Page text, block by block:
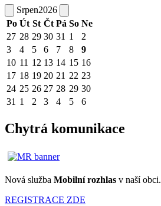
Srpen2026
Po Út St Čt Pá So Ne
27 28 29 30 31 1
2
3
4 5 6 7 8
9
10 11 12 13 14 15 16
17 18 19 20 21 22 23
24 25 26 27 28 29 30
31 1 2 3 4 5 6
Chytrá komunikace
Nová služba Mobilní rozhlas v naší obci.
REGISTRACE ZDE